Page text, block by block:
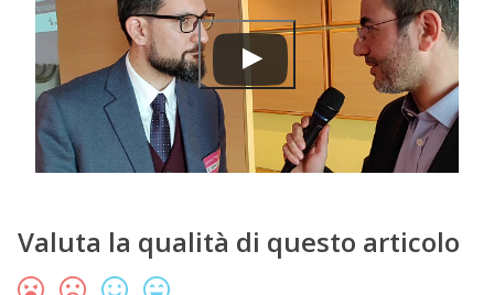
Valuta la qualità di questo articolo